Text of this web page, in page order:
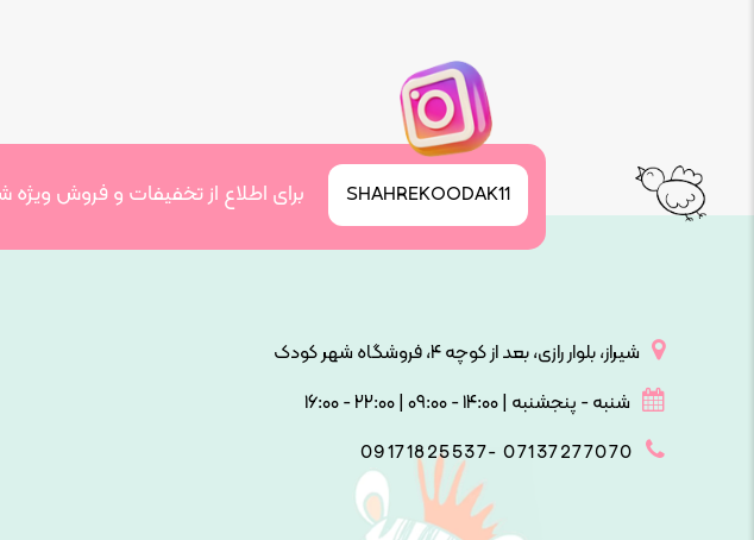
SHAHREKOODAK11 برای اطلاع از تخفیفات و فروش ویژه
شیراز، بلوار رازی، بعد از کوچه ۴، فروشگاه شهر کودک
شنبه - پنجشنبه | ۱۴:۰۰ - ۰۹:۰۰ | ۲۲:۰۰ - ۱۶:۰۰
09171825537- 07137277070